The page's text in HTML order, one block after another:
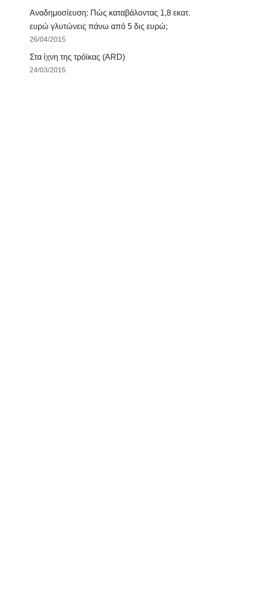
Αναδημοσίευση: Πώς καταβάλοντας 1,8 εκατ.
ευρώ γλυτώνεις πάνω από 5 δις ευρώ;
26/04/2015
Στα ίχνη της τρόϊκας (ARD)
24/03/2015